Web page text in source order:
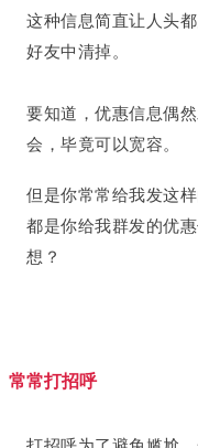
这种信息简直让人头
好友中清掉。
要知道，优惠信息偶
会，毕竟可以宽容。
但是你常常给我发这
都是你给我群发的优
想？
常常打招呼